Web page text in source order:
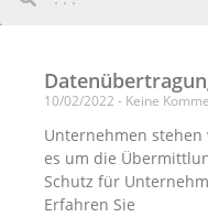
10/02/2022 Keine
Unternehmen
es um die
Schutz für
Erfahren Sie